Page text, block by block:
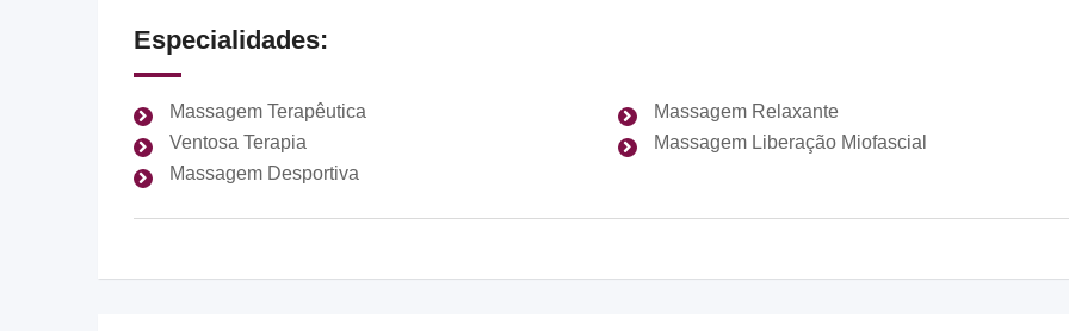
Especialidades:
Massagem Terapêutica
Massagem Relaxante
Ventosa Terapia
Massagem Liberação Miofascial
Massagem Desportiva